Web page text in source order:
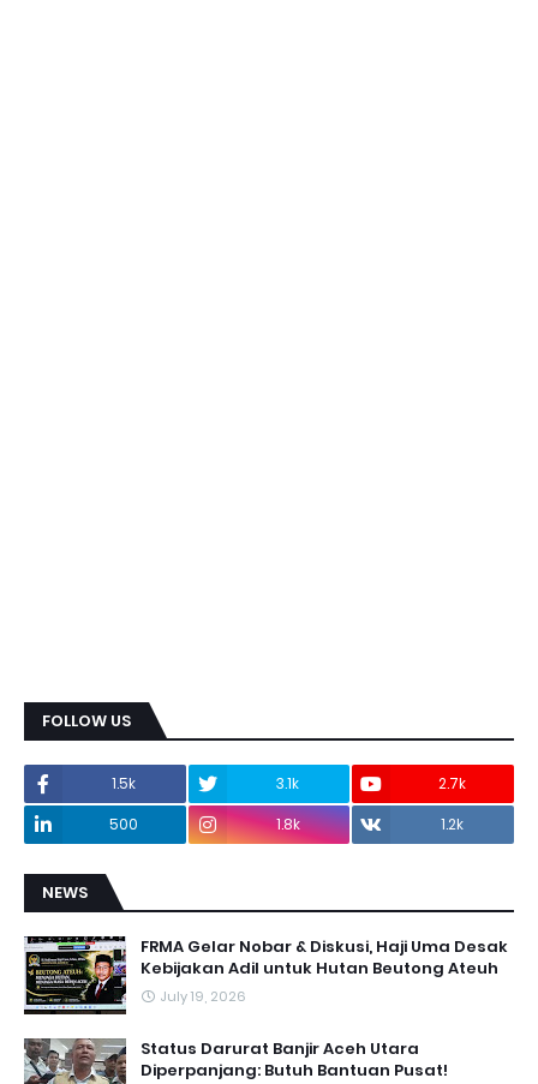
FOLLOW US
1.5k 3.1k
2.7k
500
1.8k 1.2k
NEWS
FRMA Gelar Nobar & Diskusi, Haji Uma Desak
Kebijakan Adil untuk Hutan Beutong Ateuh
July 19, 2026
Status Darurat Banjir Aceh Utara
Diperpanjang: Butuh Bantuan Pusat!